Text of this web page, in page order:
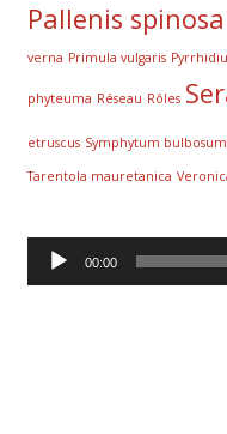
Pallenis spinosa
verna Primula vulgaris
phyteuma Réseau Rôles
etruscus Symphytum bulbosum
Tarentola mauretanica
Lecteur
audio
00:00